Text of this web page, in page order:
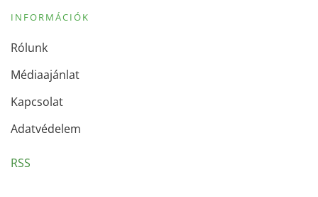
INFORMÁCIÓK
Rólunk
Médiaajánlat
Kapcsolat
Adatvédelem
RSS